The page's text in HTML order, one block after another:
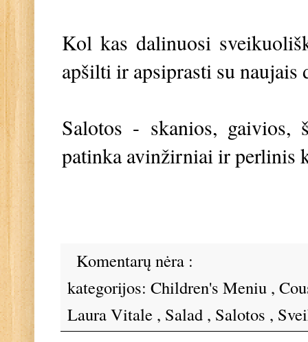
Kol kas dalinuosi
apšilti ir apsiprasti su
Salotos - skanios, gaivios,
patinka avinžirniai ir perlinis
Komentarų nėra :
kategorijos: Children's Meniu ,
Laura Vitale , Salad , Salotos ,